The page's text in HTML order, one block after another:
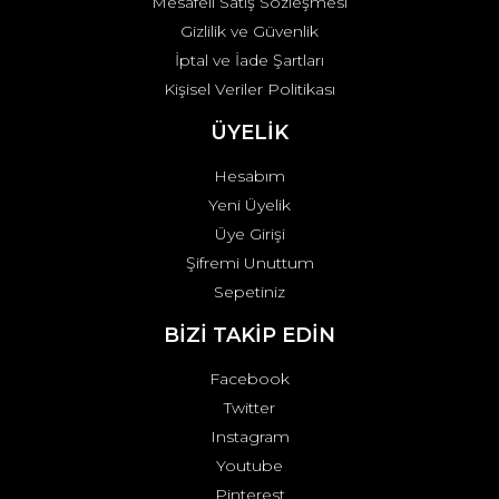
Gizlilik ve Güvenlik
İptal ve İade Şartları
Kişisel Veriler Politikası
ÜYELİK
Hesabım
Yeni Üyelik
Üye Girişi
Şifremi Unuttum
Sepetiniz
BİZİ TAKİP EDİN
Facebook
Twitter
Instagram
Youtube
Pinterest